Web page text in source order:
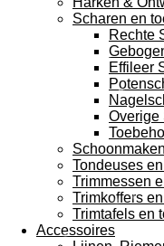
Scharen en
Rechte
Effileer
Overige
Tondeuses
Trimmessen
Trimkoffers
Trimtafels en
Accessoires